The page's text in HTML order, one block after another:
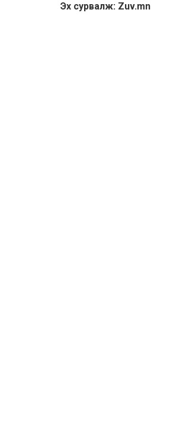
Эх сурвалж: Zuv.mn